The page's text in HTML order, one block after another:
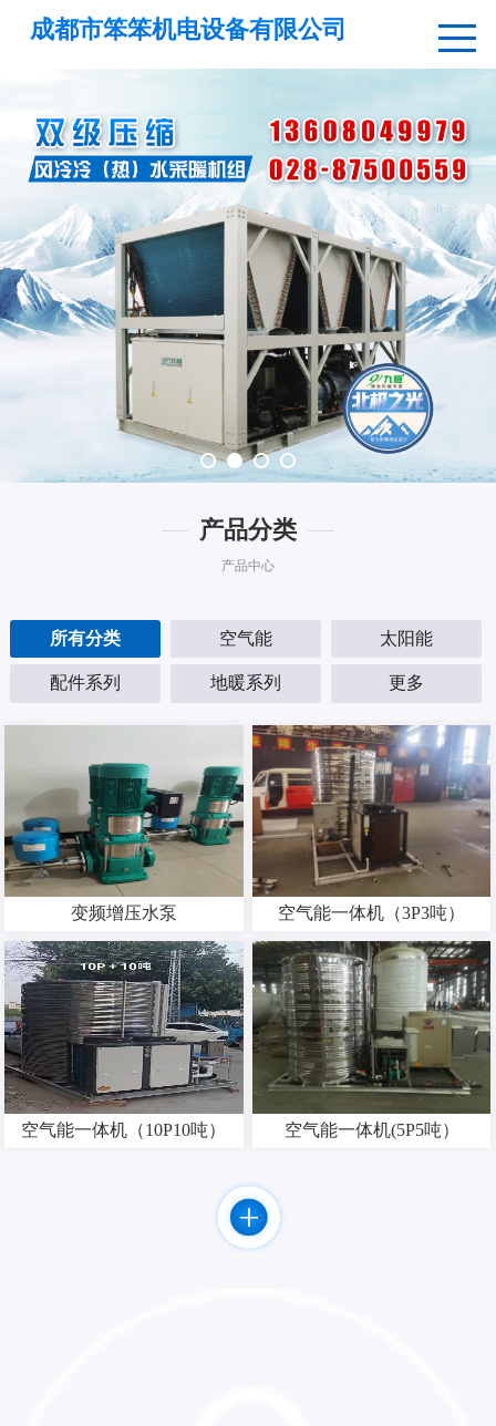
成都市笨笨机电设备有限公司
产品分类
产品中心
所有分类 空气能 太阳能
配件系列 地暖系列 更多
变频增压水泵 空气能一体机（3P3吨）
空气能一体机（10P10吨） 空气能一体机(5P5吨）